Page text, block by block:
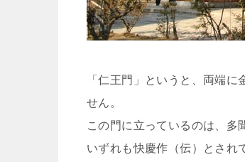
「仁王門」というと、両端
せん。
この門に立っているのは、多
いずれも快慶作（伝）とされ